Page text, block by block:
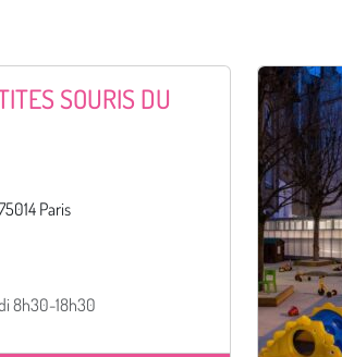
SOURIS DU
Paris
8h30-18h30